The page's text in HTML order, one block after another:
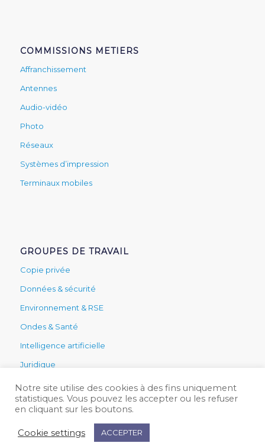
COMMISSIONS METIERS
Affranchissement
Antennes
Audio-vidéo
Photo
Réseaux
Systèmes d’impression
Terminaux mobiles
GROUPES DE TRAVAIL
Copie privée
Données & sécurité
Environnement & RSE
Ondes & Santé
Intelligence artificielle
Juridique
Secteur public
Services & technique
Notre site utilise des cookies à des fins uniquement
statistiques. Vous pouvez les accepter ou les refuser
en cliquant sur les boutons.
Cookie settings ACCEPTER